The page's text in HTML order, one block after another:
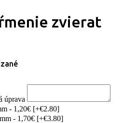
zvierat
úprava
- 1,20€ [+€2.80]
- 1,70€ [+€3.80]